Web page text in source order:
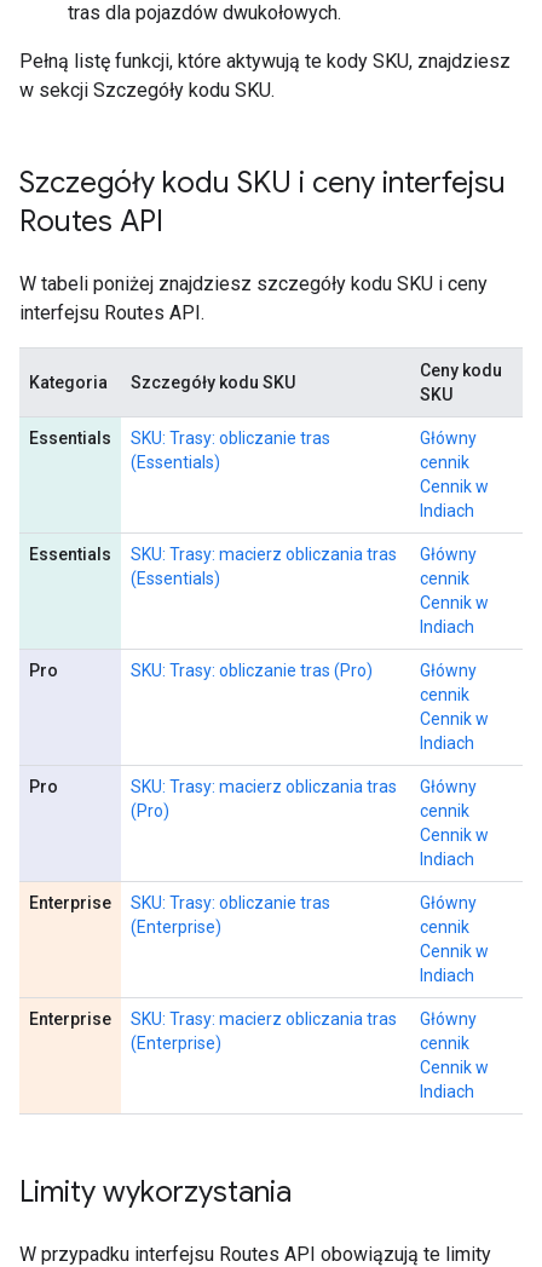
tras dla pojazdów dwukołowych.
Pełną listę funkcji, które aktywują te kody SKU, znajdziesz
w sekcji Szczegóły kodu SKU.
Szczegóły kodu SKU i ceny interfejsu
Routes API
W tabeli poniżej znajdziesz szczegóły kodu SKU i ceny
interfejsu Routes API.
Kategoria Szczegóły kodu SKU
Ceny kodu
SKU
Essentials
SKU: Trasy: obliczanie tras
(Essentials)
Główny
cennik
Cennik w
Indiach
Essentials
SKU: Trasy: macierz obliczania tras
(Essentials)
Główny
cennik
Cennik w
Indiach
Pro SKU: Trasy: obliczanie tras (Pro)
Główny
cennik
Cennik w
Indiach
Pro
SKU: Trasy: macierz obliczania tras
(Pro)
Główny
cennik
Cennik w
Indiach
Enterprise
SKU: Trasy: obliczanie tras
(Enterprise)
Główny
cennik
Cennik w
Indiach
Enterprise
SKU: Trasy: macierz obliczania tras
(Enterprise)
Główny
cennik
Cennik w
Indiach
Limity wykorzystania
W przypadku interfejsu Routes API obowiązują te limity